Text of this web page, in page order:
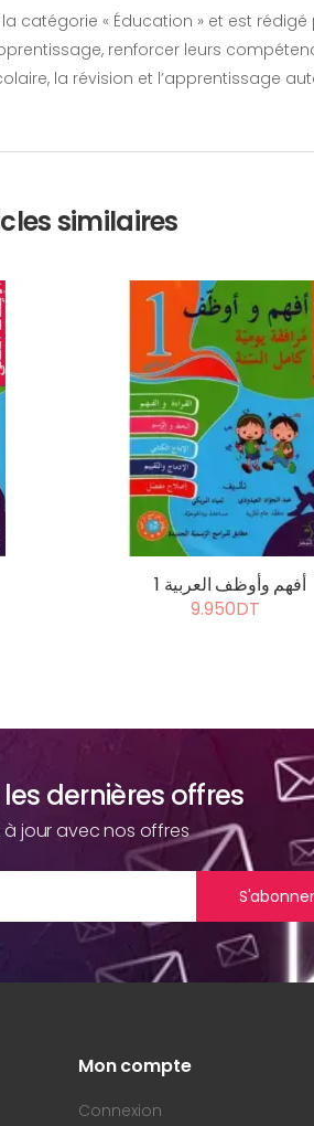
renforcer leurs
la révision et l’apprentissage
similaires
أفهم وأوظف العربية 1
9.950DT
dernières offres
à jour avec nos offres
S'abonner
Mon compte
Connexion